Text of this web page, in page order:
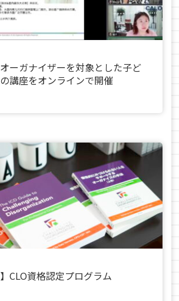
ーガナイザーを対象とした子ど
講座をオンラインで開催
CLO資格認定プログラム